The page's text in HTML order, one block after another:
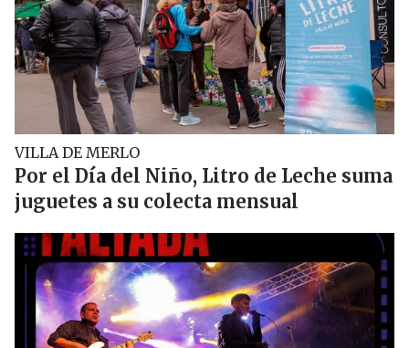
VILLA DE MERLO
Por el Día del Niño, Litro de Leche suma
juguetes a su colecta mensual